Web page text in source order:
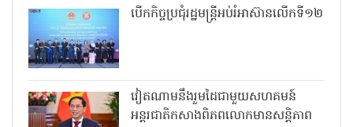
បើកកិច្ចប្រជុំរដ្ឋមន្ត្រីអប់រំអាស៊ានលើកទី១២
វៀតណាមនឹងរួមដៃជាមួយសហគមន៍
អន្តរជាតិកសាងពិភពលោកមានសន្តិភាព